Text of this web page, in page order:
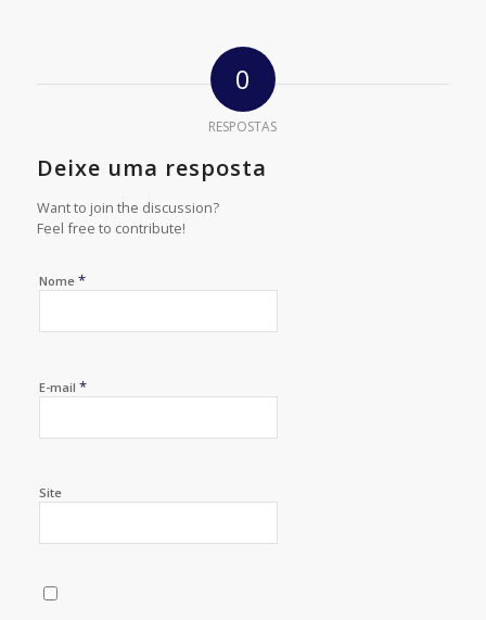
0
RESPOSTAS
Deixe uma resposta
Want to join the discussion?
Feel free to contribute!
Nome *
E-mail *
Site